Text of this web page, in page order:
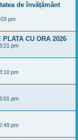
de învățământ
pm
CU ORA 2026
pm
pm
pm
pm